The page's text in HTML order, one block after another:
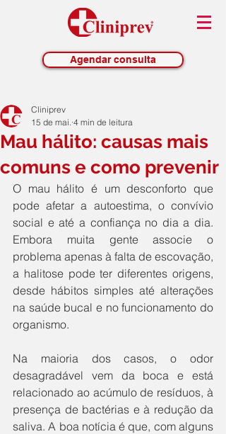
Agendar consulta
Mau hálito: causas mais
comuns e como prevenir
Cliniprev
15 de mai. 4 min de leitura
O mau hálito é um desconforto que
pode afetar a autoestima, o convívio
social e até a confiança no dia a dia.
Embora muita gente associe o
problema apenas à falta de escovação,
a halitose pode ter diferentes origens,
desde hábitos simples até alterações
na saúde bucal e no funcionamento do
organismo.
Na maioria dos casos, o odor
desagradável vem da boca e está
relacionado ao acúmulo de resíduos, à
presença de bactérias e à redução da
saliva. A boa notícia é que, com alguns